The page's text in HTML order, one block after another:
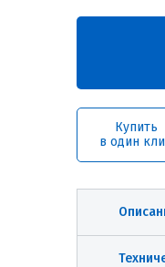
Купить
в один